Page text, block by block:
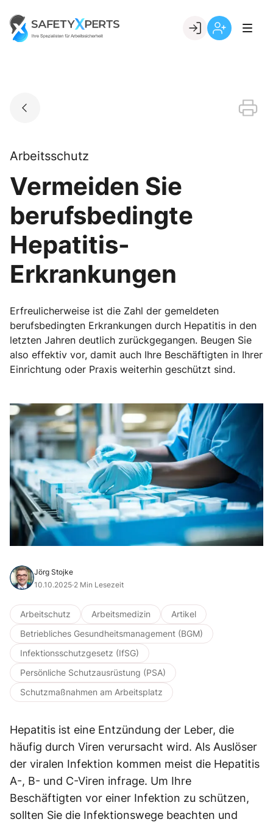
content
Go to landing page.
Arbeitsschutz
Vermeiden Sie
berufsbedingte
Hepatitis-
Erkrankungen
Erfreulicherweise ist die Zahl der gemeldeten
berufsbedingten Erkrankungen durch Hepatitis in den
letzten Jahren deutlich zurückgegangen. Beugen Sie
also effektiv vor, damit auch Ihre Beschäftigten in Ihrer
Einrichtung oder Praxis weiterhin geschützt sind.
Jörg Stojke
10.10.2025·2 Min Lesezeit
Arbeitschutz Arbeitsmedizin
Artikel
Betriebliches Gesundheitsmanagement (BGM)
Infektionsschutzgesetz (IfSG)
Persönliche Schutzausrüstung (PSA)
Schutzmaßnahmen am Arbeitsplatz
Hepatitis ist eine Entzündung der Leber, die
häufig durch Viren verursacht wird. Als Auslöser
der viralen Infektion kommen meist die Hepatitis
A-, B- und C-Viren infrage. Um Ihre
Beschäftigten vor einer Infektion zu schützen,
sollten Sie die Infektionswege beachten und